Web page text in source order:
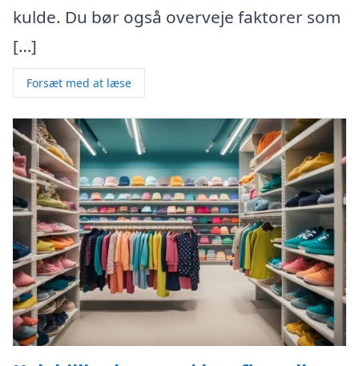
kulde. Du bør også overveje faktorer som
[…]
Forsæt med at læse